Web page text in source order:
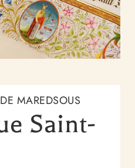
MAREDSOUS
Saint-